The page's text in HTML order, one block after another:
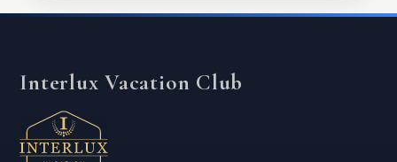
Interlux Vacation Club